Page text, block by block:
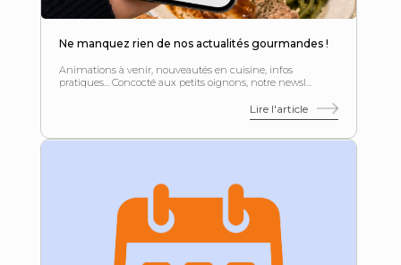
Ne manquez rien de nos actualités gourmandes !
Animations à venir, nouveautés en cuisine, infos
pratiques… Concocté aux petits oignons, notre newsl...
Lire l'article